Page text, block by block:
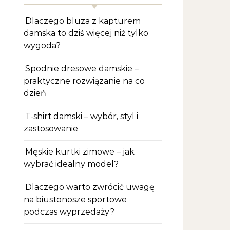
Dlaczego bluza z kapturem
damska to dziś więcej niż tylko
wygoda?
Spodnie dresowe damskie –
praktyczne rozwiązanie na co
dzień
T-shirt damski – wybór, styl i
zastosowanie
Męskie kurtki zimowe – jak
wybrać idealny model?
Dlaczego warto zwrócić uwagę
na biustonosze sportowe
podczas wyprzedaży?